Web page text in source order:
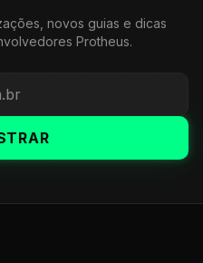
novos guias e dicas
Protheus.